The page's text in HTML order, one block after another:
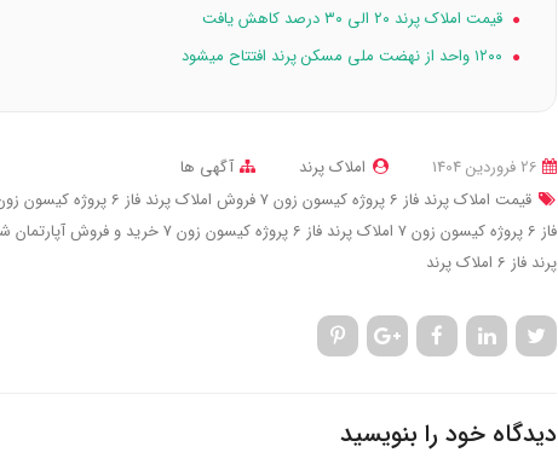
قیمت املاک پرند ۲۰ الی ۳۰ درصد کاهش یافت
املاک پرند
آگهی ها
قیمت املاک پرند فاز 6 پروژه کیسون زون 7
فروش املاک پرند فاز 6 پروژه کیسون زون 7
فاز 6 پروژه کیسون زون 7
املاک پرند فاز 6 پروژه کیسون زون 7 خرید و فروش آپارتمان
پرند فاز 6
املاک پرند
دیدگاه خود را بنویسید